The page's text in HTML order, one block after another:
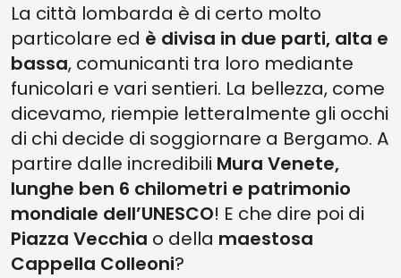
La città lombarda è di certo molto
particolare ed è divisa in due parti, alta e
bassa, comunicanti tra loro mediante
funicolari e vari sentieri. La bellezza, come
dicevamo, riempie letteralmente gli occhi
di chi decide di soggiornare a Bergamo. A
partire dalle incredibili Mura Venete,
lunghe ben 6 chilometri e patrimonio
mondiale dell’UNESCO! E che dire poi di
Piazza Vecchia o della maestosa
Cappella Colleoni?